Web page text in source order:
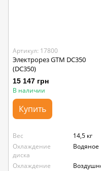
Артикул: 17800
Электрорез GTM DC350
(DC350)
15 147 грн
В наличии
Купить
Вес
14,5 кг
Охлаждение
диска
Водяное
Охлаждение